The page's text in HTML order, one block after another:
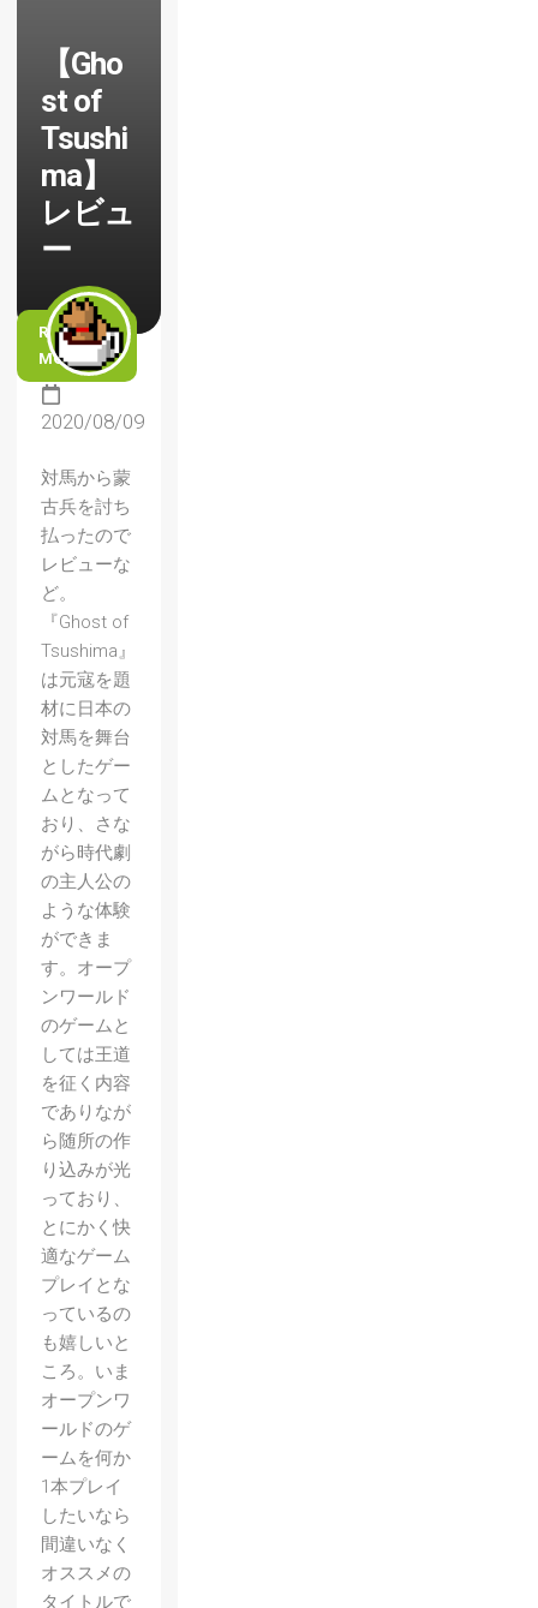
【Gho
st of
Tsushi
ma】
レビュ
ー
READ
MORE
2020/08/09
対馬から蒙
古兵を討ち
払ったので
レビューな
ど。
『Ghost of
Tsushima』
は元寇を題
材に日本の
対馬を舞台
としたゲー
ムとなって
おり、さな
がら時代劇
の主人公の
ような体験
ができま
す。オープ
ンワールド
のゲームと
しては王道
を征く内容
でありなが
ら随所の作
り込みが光
っており、
とにかく快
適なゲーム
プレイとな
っているの
も嬉しいと
ころ。いま
オープンワ
ールドのゲ
ームを何か
1本プレイ
したいなら
間違いなく
オススメの
タイトルで